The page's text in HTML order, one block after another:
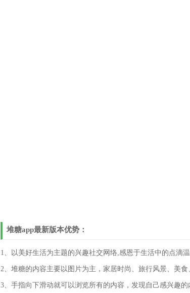
堆糖app最新版本优势：
1、以美好生活为主题的兴趣社交网络,感恩于生活中的点滴
2、堆糖的内容主要以图片为主，家居时尚、旅行风景、美
3、手指向下滑动就可以浏览所有的内容，发现自己感兴趣